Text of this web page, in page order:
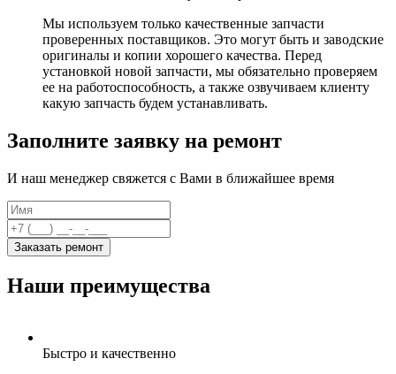
Мы используем только качественные запчасти
проверенных поставщиков. Это могут быть и заводские
оригиналы и копии хорошего качества. Перед
установкой новой запчасти, мы обязательно проверяем
ее на работоспособность, а также озвучиваем клиенту
какую запчасть будем устанавливать.
Заполните заявку на ремонт
И наш менеджер свяжется с Вами в ближайшее время
Заказать ремонт
Наши преимущества
Быстро и качественно